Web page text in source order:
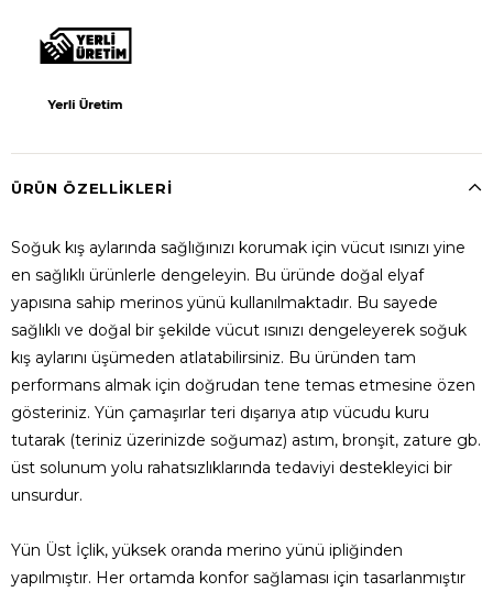
ÜRÜN ÖZELLIKLERI
Soğuk kış aylarında sağlığınızı korumak için vücut ısınızı yine
en sağlıklı ürünlerle dengeleyin. Bu üründe doğal elyaf
yapısına sahip merinos yünü kullanılmaktadır. Bu sayede
sağlıklı ve doğal bir şekilde vücut ısınızı dengeleyerek soğuk
kış aylarını üşümeden atlatabilirsiniz. Bu üründen tam
performans almak için doğrudan tene temas etmesine özen
gösteriniz. Yün çamaşırlar teri dışarıya atıp vücudu kuru
tutarak (teriniz üzerinizde soğumaz) astım, bronşit, zature gb.
üst solunum yolu rahatsızlıklarında tedaviyi destekleyici bir
unsurdur.
Yün Üst İçlik, yüksek oranda merino yünü ipliğinden
yapılmıştır. Her ortamda konfor sağlaması için tasarlanmıştır